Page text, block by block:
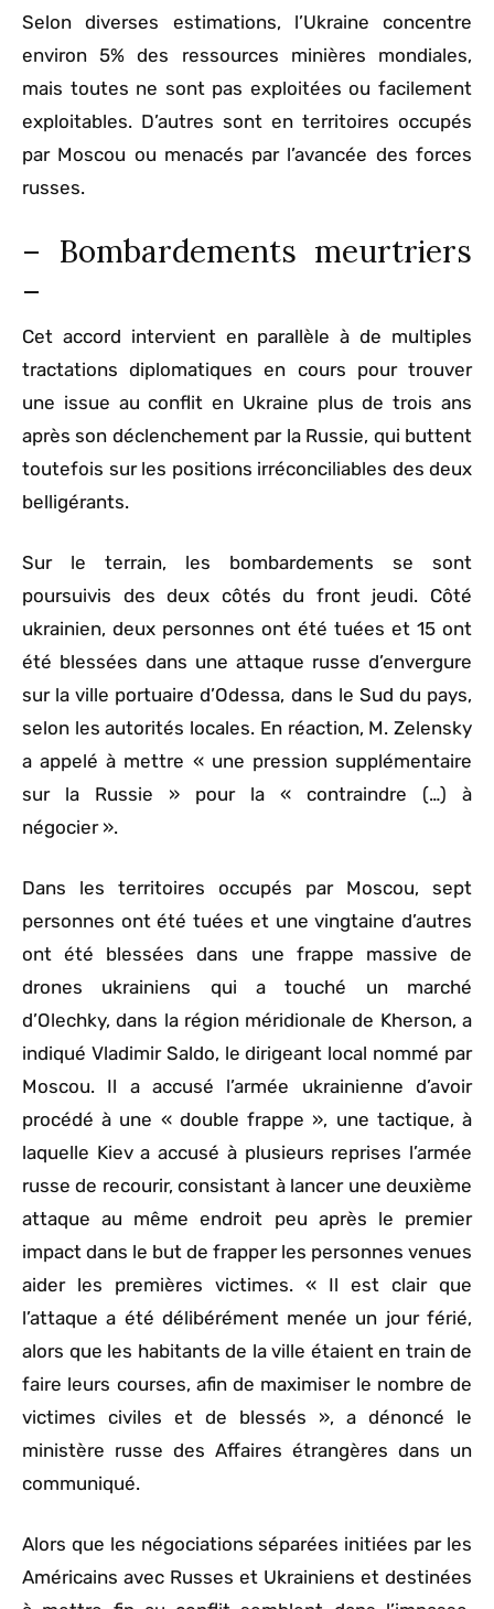
Selon diverses estimations, l’Ukraine concentre
environ 5% des ressources minières mondiales,
mais toutes ne sont pas exploitées ou facilement
exploitables. D’autres sont en territoires occupés
par Moscou ou menacés par l’avancée des forces
russes.
– Bombardements meurtriers
–
Cet accord intervient en parallèle à de multiples
tractations diplomatiques en cours pour trouver
une issue au conflit en Ukraine plus de trois ans
après son déclenchement par la Russie, qui buttent
toutefois sur les positions irréconciliables des deux
belligérants.
Sur le terrain, les bombardements se sont
poursuivis des deux côtés du front jeudi. Côté
ukrainien, deux personnes ont été tuées et 15 ont
été blessées dans une attaque russe d’envergure
sur la ville portuaire d’Odessa, dans le Sud du pays,
selon les autorités locales. En réaction, M. Zelensky
a appelé à mettre « une pression supplémentaire
sur la Russie » pour la « contraindre (…) à
négocier ».
Dans les territoires occupés par Moscou, sept
personnes ont été tuées et une vingtaine d’autres
ont été blessées dans une frappe massive de
drones ukrainiens qui a touché un marché
d’Olechky, dans la région méridionale de Kherson, a
indiqué Vladimir Saldo, le dirigeant local nommé par
Moscou. Il a accusé l’armée ukrainienne d’avoir
procédé à une « double frappe », une tactique, à
laquelle Kiev a accusé à plusieurs reprises l’armée
russe de recourir, consistant à lancer une deuxième
attaque au même endroit peu après le premier
impact dans le but de frapper les personnes venues
aider les premières victimes. « Il est clair que
l’attaque a été délibérément menée un jour férié,
alors que les habitants de la ville étaient en train de
faire leurs courses, afin de maximiser le nombre de
victimes civiles et de blessés », a dénoncé le
ministère russe des Affaires étrangères dans un
communiqué.
Alors que les négociations séparées initiées par les
Américains avec Russes et Ukrainiens et destinées